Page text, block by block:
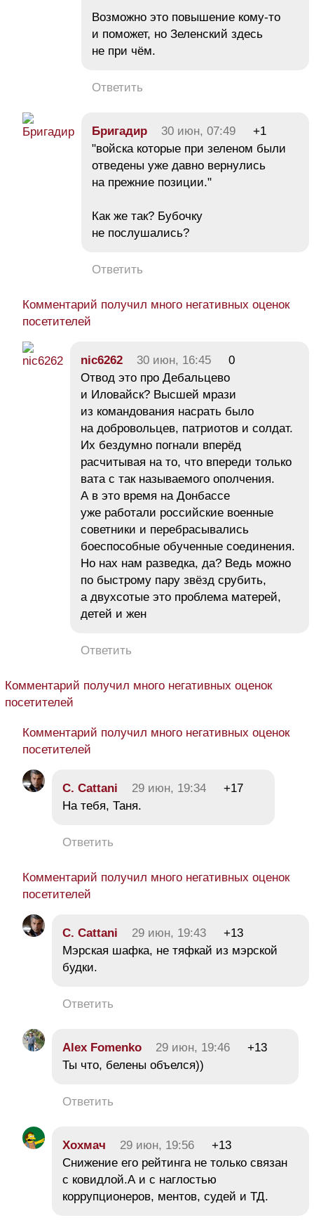
Возможно это повышение кому-то
и поможет, но Зеленский здесь
не при чём.
Ответить
Бригадир 30 июн, 07:49
+1
"войска которые при зеленом были
отведены уже давно вернулись
на прежние позиции."
Как же так? Бубочку
не послушались?
Ответить
Комментарий получил много негативных оценок
посетителей
nic6262 30 июн, 16:45
0
Отвод это про Дебальцево
и Иловайск? Высшей мрази
из командования насрать было
на добровольцев, патриотов и солдат.
Их бездумно погнали вперёд
расчитывая на то, что впереди только
вата с так называемого ополчения.
А в это время на Донбассе
уже работали российские военные
советники и перебрасывались
боеспособные обученные соединения.
Но нах нам разведка, да? Ведь можно
по быстрому пару звёзд срубить,
а двухсотые это проблема матерей,
детей и жен
Ответить
Комментарий получил много негативных оценок
посетителей
Комментарий получил много негативных оценок
посетителей
C. Cattani 29 июн, 19:34
+17
На тебя, Таня.
Ответить
Комментарий получил много негативных оценок
посетителей
C. Cattani 29 июн, 19:43
+13
Мэрская шафка, не тяфкай из мэрской
будки.
Ответить
Alex Fomenko 29 июн, 19:46
+13
Ты что, белены объелся))
Ответить
Хохмач 29 июн, 19:56
+13
Снижение его рейтинга не только связан
с ковидлой.А и с наглостью
коррупционеров, ментов, судей и ТД.